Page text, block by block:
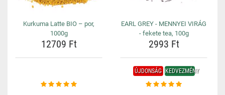
Kurkuma Latte BIO – por,
1000g
12709 Ft
EARL GREY - MENNYEI VIRÁG
- fekete tea, 100g
2993 Ft
ÚJDONSÁG KEDVEZMÉNY